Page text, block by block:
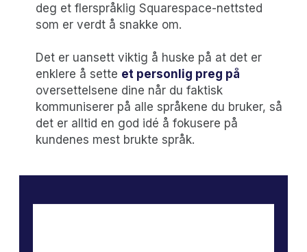
deg et flerspråklig Squarespace-nettsted
som er verdt å snakke om.
Det er uansett viktig å huske på at det er
enklere å sette et personlig preg på
oversettelsene dine når du faktisk
kommuniserer på alle språkene du bruker, så
det er alltid en god idé å fokusere på
kundenes mest brukte språk.